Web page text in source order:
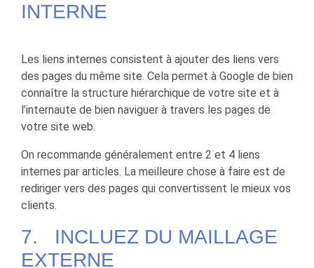
INTERNE
Les liens internes consistent à ajouter des liens vers
des pages du même site. Cela permet à Google de bien
connaître la structure hiérarchique de votre site et à
l’internaute de bien naviguer à travers les pages de
votre site web.
On recommande généralement entre 2 et 4 liens
internes par articles. La meilleure chose à faire est de
rediriger vers des pages qui convertissent le mieux vos
clients.
7. INCLUEZ DU MAILLAGE
EXTERNE